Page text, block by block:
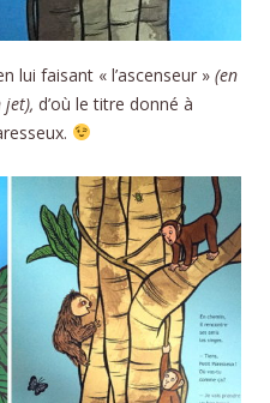
lui faisant « l’ascenseur » (en
jet), d’où le titre donné à